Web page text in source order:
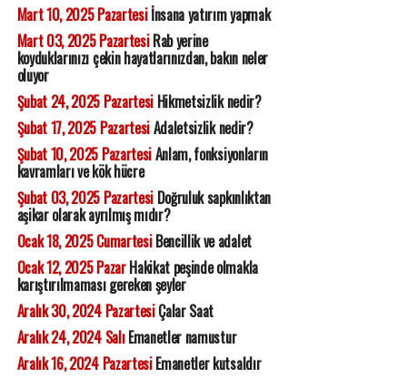
Mart 10, 2025 Pazartesiİnsana yatırım yapmak
Mart 03, 2025 PazartesiRab yerine
koyduklarınızı çekin hayatlarınızdan, bakın neler
oluyor
Şubat 24, 2025 PazartesiHikmetsizlik nedir?
Şubat 17, 2025 PazartesiAdaletsizlik nedir?
Şubat 10, 2025 PazartesiAnlam, fonksiyonların
kavramları ve kök hücre
Şubat 03, 2025 PazartesiDoğruluk sapkınlıktan
aşikar olarak ayrılmış mıdır?
Ocak 18, 2025 CumartesiBencillik ve adalet
Ocak 12, 2025 PazarHakikat peşinde olmakla
karıştırılmaması gereken şeyler
Aralık 30, 2024 PazartesiÇalar Saat
Aralık 24, 2024 SalıEmanetler namustur
Aralık 16, 2024 PazartesiEmanetler kutsaldır